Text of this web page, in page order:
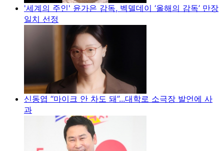
'세계의 주인' 윤가은 감독, 벡델데이 ‘올해의 감독’ 만장
일치 선정
신동엽 “마이크 안 차도 돼”...대학로 소극장 발언에 사
과